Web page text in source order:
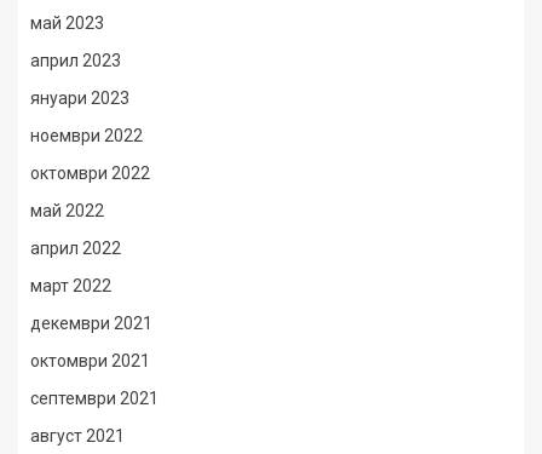
май 2023
април 2023
януари 2023
ноември 2022
октомври 2022
май 2022
април 2022
март 2022
декември 2021
октомври 2021
септември 2021
август 2021